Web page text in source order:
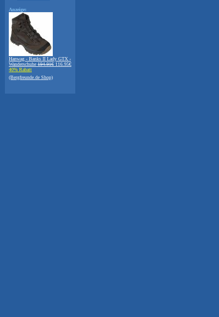
Anzeige:
Hanwag - Banks II Lady GTX -
Wanderschuhe 194.91€ 116.95€
40% Rabatt
(Bergfreunde.de Shop)